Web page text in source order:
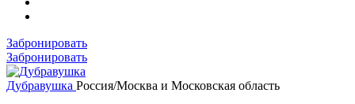
Забронировать
Забронировать
Дубравушка Россия/Москва и Московская область